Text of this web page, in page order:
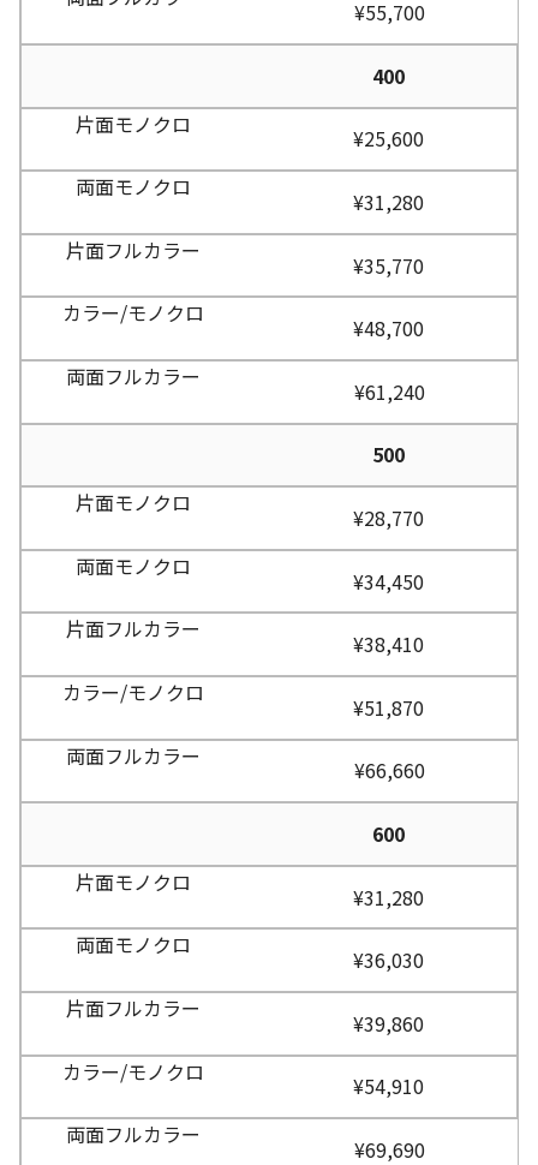
¥55,700
400
¥25,600
¥31,280
¥35,770
¥48,700
¥61,240
500
¥28,770
¥34,450
¥38,410
¥51,870
¥66,660
600
¥31,280
¥36,030
¥39,860
¥54,910
¥69,690